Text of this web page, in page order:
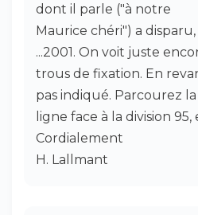
dont il parle ("à notre
Maurice chéri") a
...2001. On voit juste
trous de fixation. En
pas indiqué. Parcourez la
ligne face à la division
Cordialement
H. Lallmant